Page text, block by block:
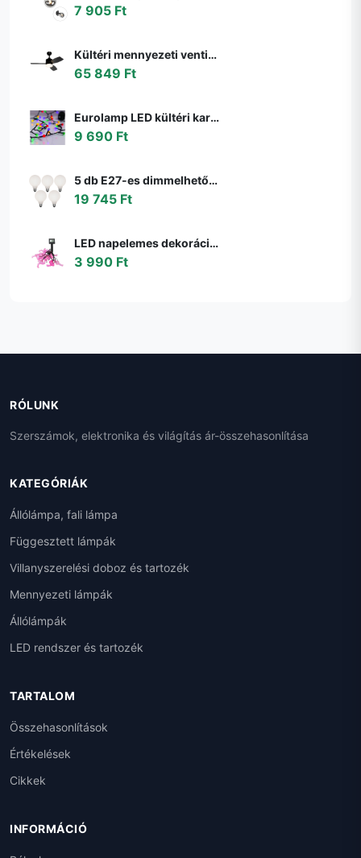
7 905 Ft
Kültéri mennyezeti ventilátor fekete 91,3 cm LED-del, fényerőszabályzóval, távirányítóval IP44 - Toledo
65 849 Ft
Eurolamp LED kültéri karácsonyi fényfüzér LINE 500 LED 17,9 m IP44 többszínű 600
9 690 Ft
5 db E27-es dimmelhető LED izzó G95 matt 4W 430lm 2200-4000K szett
19 745 Ft
LED napelemes dekorációs lánc 10xLED/1,2V 300mAh 3,8m IP44 flamingó 311535
3 990 Ft
RÓLUNK
Szerszámok, elektronika és világítás ár-összehasonlítása
KATEGÓRIÁK
Állólámpa, fali lámpa
Függesztett lámpák
Villanyszerelési doboz és tartozék
Mennyezeti lámpák
Állólámpák
LED rendszer és tartozék
TARTALOM
Összehasonlítások
Értékelések
Cikkek
INFORMÁCIÓ